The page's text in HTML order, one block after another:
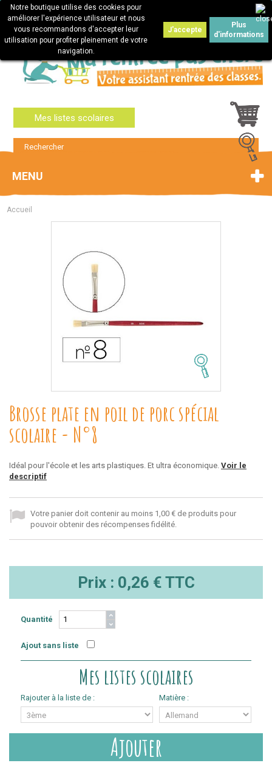
Connexion
Mes listes scolaires
Notre boutique utilise des cookies pour
améliorer l'expérience utilisateur et nous
vous recommandons d'accepter leur
utilisation pour profiter pleinement de votre
navigation.
J'accepte
Plus
d'informations
MENU
Accueil
Brosse plate en poil de porc spécial
scolaire - N°8
Idéal pour l'école et les arts plastiques. Et ultra économique. Voir le
descriptif
Votre panier doit contenir au moins 1,00 € de produits pour
pouvoir obtenir des récompenses fidélité.
Prix : 0,26 € TTC
Quantité
Ajout sans liste
Mes listes scolaires
Rajouter à la liste de : Matière :
Ajouter